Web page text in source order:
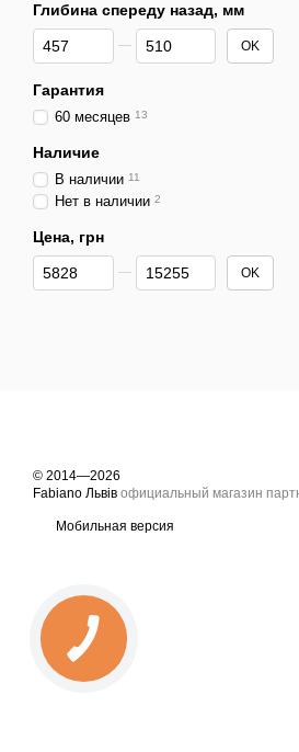
Глибина спереду назад, мм
От Глибина спереду назад, мм
До Глибина спереду назад, мм
OK
Гарантия
60 месяцев 13
Наличие
В наличии 11
Нет в наличии 2
Цена, грн
От Цена, грн
До Цена, грн OK
© 2014—2026
Fabiano Львів официальный магазин
Мобильная версия